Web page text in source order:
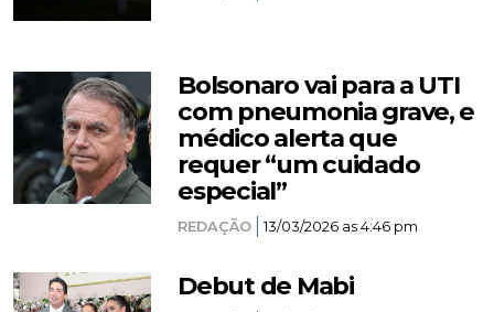
Bolsonaro vai para a UTI
com pneumonia grave, e
médico alerta que
requer “um cuidado
especial”
REDAÇÃO 13/03/2026 as 4:46 pm
Debut de Mabi